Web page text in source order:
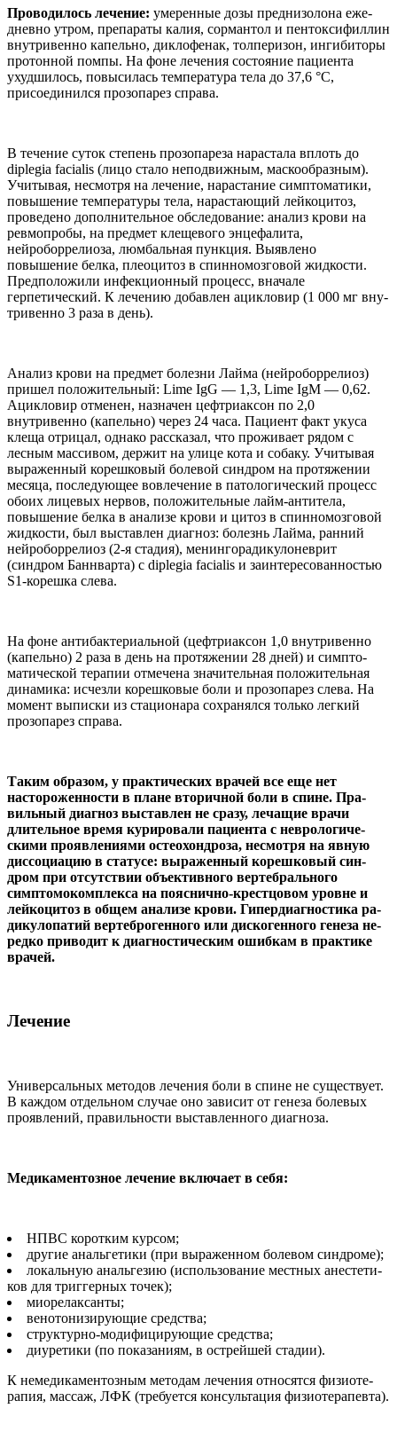
Проводилось лечение: уме­ренные дозы преднизолона еже­
дневно утром, препараты калия, сормантол и пентоксифиллин
внутривенно капельно, дикло­фенак, толперизон, ингибиторы
протонной помпы. На фоне лече­ния состояние пациента
ухудши­лось, повысилась температура тела до 37,6 °С,
присоединился прозопарез справа.
В течение су­ток степень прозопареза нара­стала вплоть до
diplegia facialis (лицо стало неподвижным, ма­скообразным).
Учитывая, не­смотря на лечение, нарастание симптоматики,
повышение тем­пературы тела, нарастающий лейкоцитоз,
проведено допол­нительное обследование: ана­лиз крови на
ревмопробы, на предмет клещевого энцефалита,
нейроборрелиоза, люмбальная пункция. Выявлено
повышение белка, плеоцитоз в спинномоз­говой жидкости.
Предположили инфекционный процесс, внача­ле
герпетический. К лечению до­бавлен ацикловир (1 000 мг вну­
тривенно 3 раза в день).
Анализ крови на предмет бо­лезни Лайма (нейроборрелиоз)
пришел положительный: Lime IgG — 1,3, Lime IgM — 0,62.
Аци­кловир отменен, назначен цеф­триаксон по 2,0
внутривенно (капельно) через 24 часа. Паци­ент факт укуса
клеща отрицал, однако рассказал, что прожи­вает рядом с
лесным массивом, держит на улице кота и собаку. Учитывая
выраженный кореш­ковый болевой синдром на про­тяжении
месяца, последующее вовлечение в патологический процесс
обоих лицевых нервов, положительные лайм-антите­ла,
повышение белка в анали­зе крови и цитоз в спинномоз­говой
жидкости, был выставлен диагноз: болезнь Лайма, ранний
нейроборрелиоз (2-я стадия), ме­нингорадикулоневрит
(синдром Баннварта) с diplegia facialis и заинтересованностью
S1-кореш­ка слева.
На фоне антибактериальной (цефтриаксон 1,0 внутривен­но
(капельно) 2 раза в день на протяжении 28 дней) и симпто­
матической терапии отмечена значительная положительная
динамика: исчезли корешковые боли и прозопарез слева. На
мо­мент выписки из стационара со­хранялся только легкий
прозо­парез справа.
Таким образом, у практи­ческих врачей все еще нет
настороженности в плане вторичной боли в спине. Пра­
вильный диагноз выстав­лен не сразу, лечащие врачи
длительное время курирова­ли пациента с неврологиче­
скими проявлениями остео­хондроза, несмотря на явную
диссоциацию в статусе: вы­раженный корешковый син­
дром при отсутствии объ­ективного вертебрального
симптомокомплекса на пояс­нично-крестцовом уровне и
лейкоцитоз в общем анализе крови. Гипердиагностика ра­
дикулопатий вертеброгенного или дискогенного генеза не­
редко приводит к диагности­ческим ошибкам в практике
врачей.
Лечение
Универсальных методов лечения боли в спине не существует.
В ка­ждом отдельном случае оно зави­сит от генеза болевых
проявле­ний, правильности выставленного диагноза.
Медикаментозное лечение включает в себя:
НПВС коротким курсом;
другие анальгетики (при вы­раженном болевом синдроме);
локальную анальгезию (ис­пользование местных анестети­
ков для триггерных точек);
миорелаксанты;
венотонизирующие сред­ства;
структурно-модифицирую­щие средства;
диуретики (по показаниям, в острейшей стадии).
К немедикаментозным мето­дам лечения относятся физиоте­
рапия, массаж, ЛФК (требуется консультация физиотерапевта).